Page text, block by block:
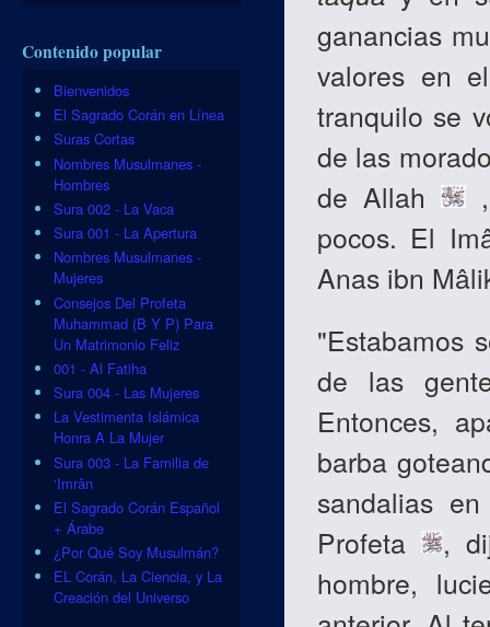
ganancias
valores en
tranquilo se
de las
de Allah
,
pocos. El
Anas ibn
"Estabamos
de las
Entonces,
barba
sandalias
Profeta
,
hombre,
Contenido popular
Bienvenidos
El Sagrado Corán en Línea
Suras Cortas
Nombres Musulmanes -
Hombres
Sura 002 - La Vaca
Sura 001 - La Apertura
Nombres Musulmanes -
Mujeres
Consejos Del Profeta
Muhammad (B Y P) Para
Un Matrimonio Feliz
001 - Al Fatiha
Sura 004 - Las Mujeres
La Vestimenta Islámica
Honra A La Mujer
Sura 003 - La Familia de
‘Imrân
El Sagrado Corán Español
+ Árabe
¿Por Qué Soy Musulmán?
EL Corán, La Ciencia, y La
Creación del Universo